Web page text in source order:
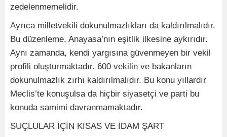
zedelenmemelidir.
Ayrıca milletvekili dokunulmazlıkları da kaldırılmalıdır.
Bu düzenleme, Anayasa’nın eşitlik ilkesine aykırıdır.
Aynı zamanda, kendi yargısına güvenmeyen bir vekil
profili oluşturmaktadır. 600 vekilin ve bakanların
dokunulmazlık zırhı kaldırılmalıdır. Bu konu yıllardır
Meclis’te konuşulsa da hiçbir siyasetçi ve parti bu
konuda samimi davranmamaktadır.
SUÇLULAR İÇİN KISAS VE İDAM ŞART